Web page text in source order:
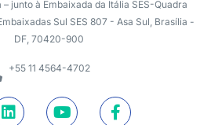
junto à Embaixada da Itália SES-Quadra
Sul SES 807 - Asa Sul, Brasília -
DF, 70420-900
+55 11 4564-4702